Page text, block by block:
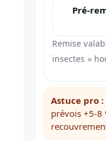
Pré-
Remise
insectes »
Astuce pro :
prévois +5-8